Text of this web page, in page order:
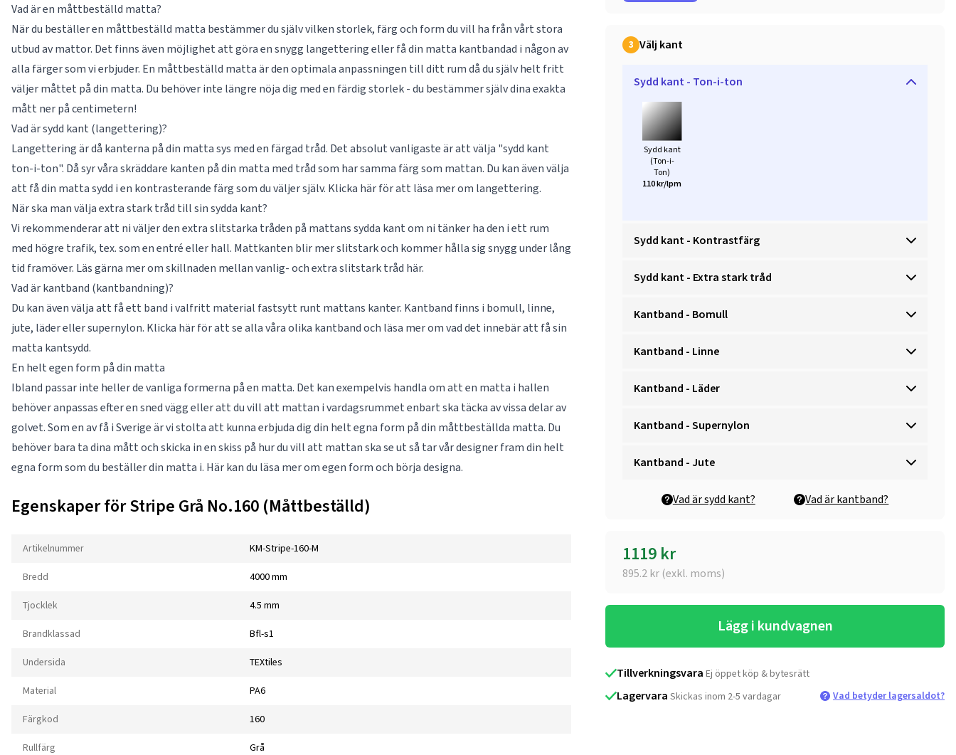
3 Välj kant
Sydd kant - Ton-i-ton
Sydd kant
(Ton-i-
Ton)
110 kr/lpm
Sydd kant - Kontrastfärg
Sydd kant - Extra stark tråd
Kantband - Bomull
Kantband - Linne
Kantband - Läder
Kantband - Supernylon
Kantband - Jute
Vad är sydd kant? Vad är kantband?
1119 kr
895.2kr (exkl. moms)
Lägg i kundvagnen
Tillverkningsvara Ej öppet köp & bytesrätt
Lagervara Skickas inom 2-5 vardagar Vad betyder lagersaldot?
Vad är en måttbeställd matta?
När du beställer en måttbeställd matta bestämmer du själv vilken storlek, färg och form du vill ha från vårt stora
utbud av mattor. Det finns även möjlighet att göra en snygg langettering eller få din matta kantbandad i någon av
alla färger som vi erbjuder. En måttbeställd matta är den optimala anpassningen till ditt rum då du själv helt fritt
väljer måttet på din matta. Du behöver inte längre nöja dig med en färdig storlek - du bestämmer själv dina exakta
mått ner på centimetern!
Vad är sydd kant (langettering)?
Langettering är då kanterna på din matta sys med en färgad tråd. Det absolut vanligaste är att välja "sydd kant
ton-i-ton". Då syr våra skräddare kanten på din matta med tråd som har samma färg som mattan. Du kan även välja
att få din matta sydd i en kontrasterande färg som du väljer själv. Klicka här för att läsa mer om langettering.
När ska man välja extra stark tråd till sin sydda kant?
Vi rekommenderar att ni väljer den extra slitstarka tråden på mattans sydda kant om ni tänker ha den i ett rum
med högre trafik, tex. som en entré eller hall. Mattkanten blir mer slitstark och kommer hålla sig snygg under lång
tid framöver. Läs gärna mer om skillnaden mellan vanlig- och extra slitstark tråd här.
Vad är kantband (kantbandning)?
Du kan även välja att få ett band i valfritt material fastsytt runt mattans kanter. Kantband finns i bomull, linne,
jute, läder eller supernylon. Klicka här för att se alla våra olika kantbandoch läsa mer om vad det innebär att få sin
matta kantsydd.
En helt egen form på din matta
Ibland passar inte heller de vanliga formerna på en matta. Det kan exempelvis handla om att en matta i hallen
behöver anpassas efter en sned vägg eller att du vill att mattan i vardagsrummet enbart ska täcka av vissa delar av
golvet. Som en av få i Sverige är vi stolta att kunna erbjuda dig din helt egna form på din måttbeställda matta. Du
behöver bara ta dina mått och skicka in en skiss på hur du vill att mattan ska se ut så tar vår designer fram din helt
egna form som du beställer din matta i. Här kan du läsa mer omegen formoch börja designa.
Egenskaper för Stripe Grå No.160 (Måttbeställd)
Artikelnummer KM-Stripe-160-M
Bredd 4000 mm
Tjocklek 4.5 mm
Brandklassad Bfl-s1
Undersida TEXtiles
Material PA6
Färgkod 160
Rullfärg Grå